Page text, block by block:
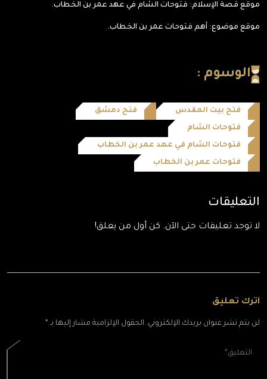
موقع قصة الإسلام: فتوحات الشام في عهد عمر بن الخطاب.
موقع موضوع: أهم فتوحات عمر بن الخطاب.
الوسوم :
فتح بيت المقدس فتح دمشق
فتوحات الشام
فتوحات الشام في عهد عمر بن الخطاب
فتوحات عمر بن الخطاب
التعليقات
لا توجد تعليقات حتى الآن. كن أول من يعلق!
اترك تعليق
لن يتم نشر عنوان بريدك الإلكتروني. الحقول الإلزامية مشار إليها بـ *